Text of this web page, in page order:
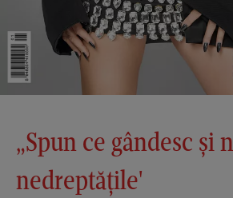
„Spun ce gândesc și
nedreptățile'